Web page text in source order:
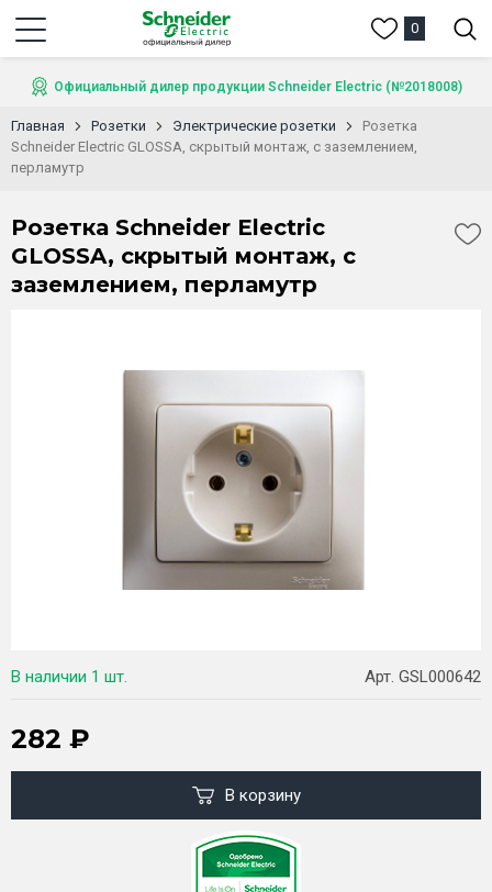
0
Официальный дилер продукции Schneider Electric (№2018008)
Главная Розетки Электрические розетки
Розетка
Schneider Electric GLOSSA, скрытый монтаж, с заземлением,
перламутр
Розетка Schneider Electric
GLOSSA, скрытый монтаж, с
заземлением, перламутр
В наличии 1 шт. Арт. GSL000642
282 ₽
В корзину